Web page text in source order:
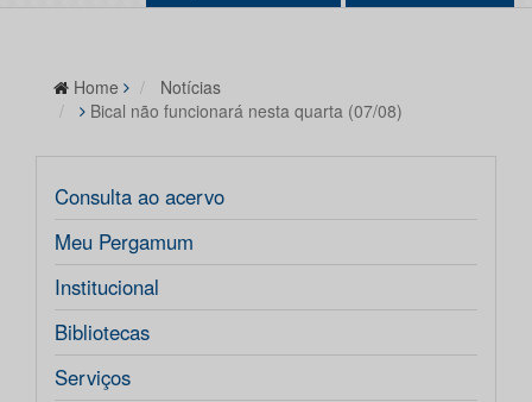
Home
Notícias
Bical não funcionará nesta quarta (07/08)
Consulta ao acervo
Meu Pergamum
Institucional
Bibliotecas
Serviços